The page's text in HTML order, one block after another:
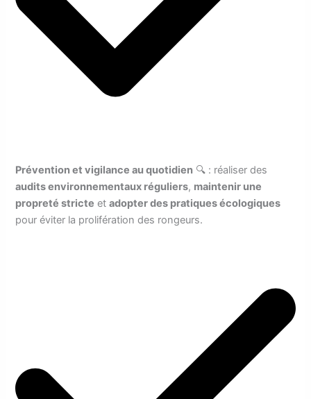
Prévention et vigilance au quotidien 🔍 : réaliser des
audits environnementaux réguliers, maintenir une
propreté stricte etadopter des pratiques écologiques
pour éviter la prolifération des rongeurs.